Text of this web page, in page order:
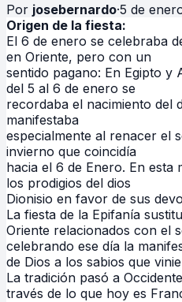
Por josebernardo·5 de
Origen de la fiesta:
El 6 de enero se celebraba
en Oriente, pero con un
sentido pagano: En Egipto y
del 5 al 6 de enero se
recordaba el nacimiento del
manifestaba
especialmente al renacer el
invierno que coincidía
hacia el 6 de Enero. En esta
los prodigios del dios
Dionisio en favor de sus
La fiesta de la Epifanía
Oriente relacionados con el
celebrando ese día la
de Dios a los sabios que
La tradición pasó a
través de lo que hoy es